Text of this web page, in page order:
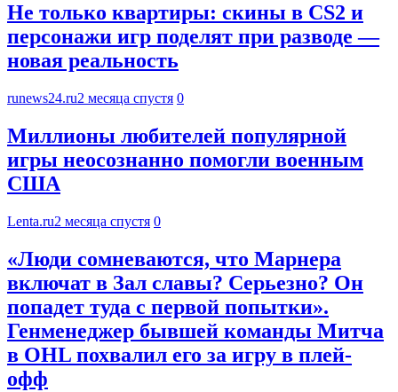
Не только квартиры: скины в CS2 и
персонажи игр поделят при разводе —
новая реальность
runews24.ru2 месяца спустя 0
Миллионы любителей популярной
игры неосознанно помогли военным
США
Lenta.ru2 месяца спустя 0
«Люди сомневаются, что Марнера
включат в Зал славы? Серьезно? Он
попадет туда с первой попытки».
Генменеджер бывшей команды Митча
в OHL похвалил его за игру в плей-
офф